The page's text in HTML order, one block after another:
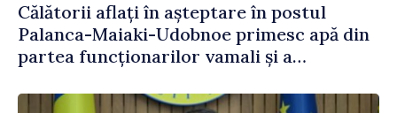
Călătorii aflați în așteptare în postul
Palanca-Maiaki-Udobnoe primesc apă din
partea funcționarilor vamali și a